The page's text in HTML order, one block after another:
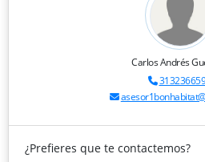
Carlos Andrés
¿Prefieres que te contactemos?